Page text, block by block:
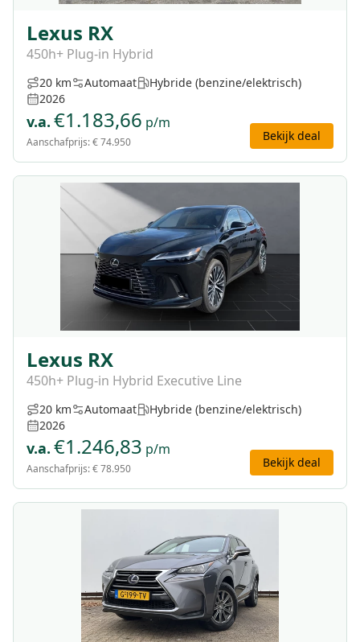
Lexus RX
450h+ Plug-in Hybrid
20 km
2026
Automaat Hybride (benzine/elektrisch)
v.a. €1.183,66 p/m
Aanschafprijs:€ 74.950 Bekijk deal
Lexus RX
450h+ Plug-in Hybrid Executive Line
20 km
2026
Automaat Hybride (benzine/elektrisch)
v.a. €1.246,83 p/m
Aanschafprijs:€ 78.950 Bekijk deal